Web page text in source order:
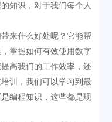
知识，对于我们每个人
来什么好处呢？它能帮
掌握如何有效使用数字
高我们的工作效率，还
训，我们可以学习到最
编程知识，这些都是现